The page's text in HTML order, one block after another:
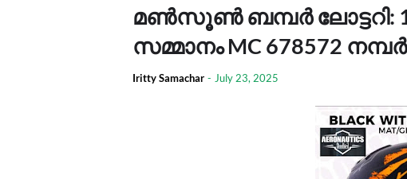
മണ്‍സൂണ്‍ ബമ്പര്‍ ലോട്ടറി:
സമ്മാനം MC 678572
Iritty Samachar - July 23, 2025